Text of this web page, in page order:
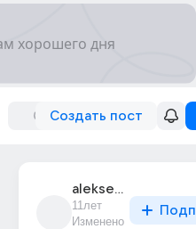
Создать пост
aleksei_sevidov_19
11лет
Изменено